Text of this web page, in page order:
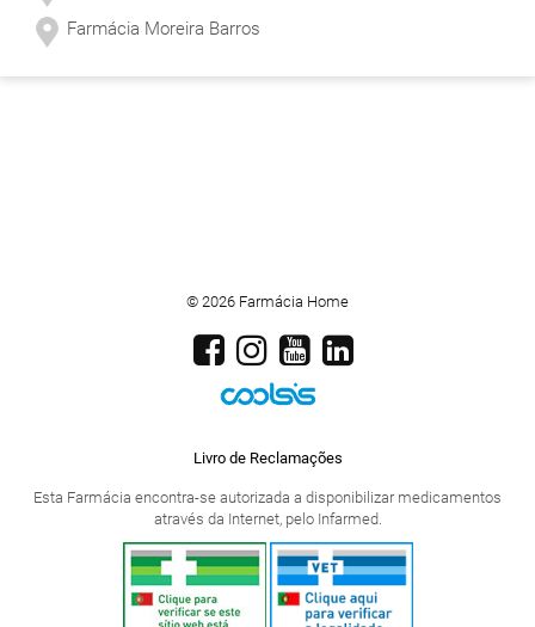
Farmácia Moreira Barros
© 2026 Farmácia Home
Livro de Reclamações
Esta Farmácia encontra-se autorizada a disponibilizar medicamentos
através da Internet, pelo Infarmed.